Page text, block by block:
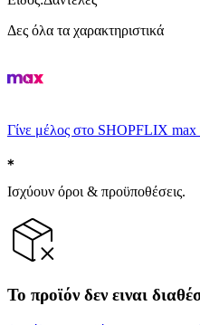
Δες όλα τα χαρακτηριστικά
Γίνε μέλος στο SHOPFLIX max
Ισχύουν όροι & προϋποθέσεις.
Το προϊόν δεν ειναι